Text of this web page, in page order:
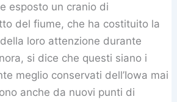
esposto un cranio di
del fiume, che ha costituito la
loro attenzione durante
si dice che questi siano i
meglio conservati dell’Iowa mai
anche da nuovi punti di